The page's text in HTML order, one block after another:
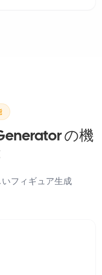
の機
フィギュア生成